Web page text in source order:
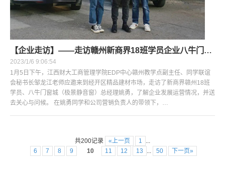
【企业走访】——走访赣州新商界18班学员企业八牛门窗城（极景静音窗）
2023/1/6 9:06:54
1月5日下午，江西财大工商管理学院EDP中心赣州教学点副主任、同学联谊
会秘书长邹龙江老师应邀来到经开区精品建材市场，走访了新商界赣州18班
学员、八牛门窗城（极景静音窗）总经理姚勇，了解企业发展运营情况，并送
去关心与问候。 在姚勇同学和公司营销负责人的带领下，…
共200记录 «上一页 1
...
6
7 8 9 10 11 12 13 ... 50 下一页»